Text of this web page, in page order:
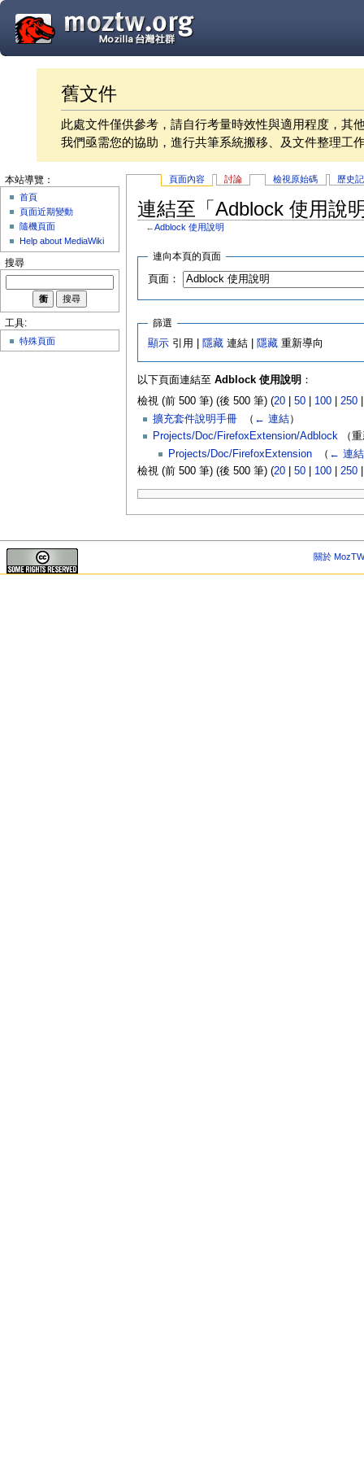
舊文件
此處文件僅供參考，請自行考量時效性與適用程度，其
我們亟需您的協助，進行共筆系統搬移、及文件整理工
頁面內容 討論 檢視原始碼 歷史
連結至「Adblock 使用說
←Adblock 使用說明
連向本頁的頁面
頁面：
篩選
顯示 引用 | 隱藏 連結 | 隱藏 重新導向
以下頁面連結至 Adblock 使用說明 ：
檢視 (前 500 筆) (後 500 筆) (20| 50| 100| 250
擴充套件說明手冊‎ （ ← 連結）
Projects/Doc/FirefoxExtension/Adblock （
Projects/Doc/FirefoxExtension‎ （ ← 連結
檢視 (前 500 筆) (後 500 筆) (20| 50| 100| 250
本站導覽：
首頁
頁面近期變動
隨機頁面
Help about MediaWiki
搜尋
工具:
特殊頁面
關於